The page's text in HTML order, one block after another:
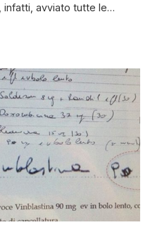
infatti, avviato tutte le
per alimentare
Nazionale. Con le […]